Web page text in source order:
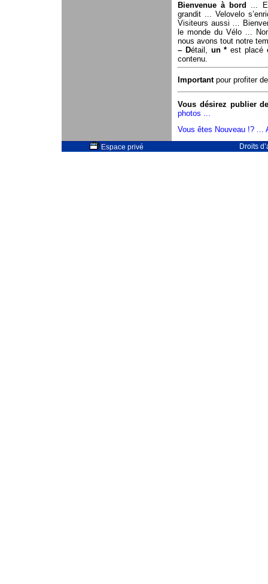
Bienvenue à bord
...
grandit ... Velovelo
Visiteurs aussi …
le monde du Vélo ...
nous avons tout notre
– Détail, un * est placé
contenu.
Importantpour profiter
Vous désirez publier
photos ...
Vous êtes Nouveau !? ...
Espace privé Droits